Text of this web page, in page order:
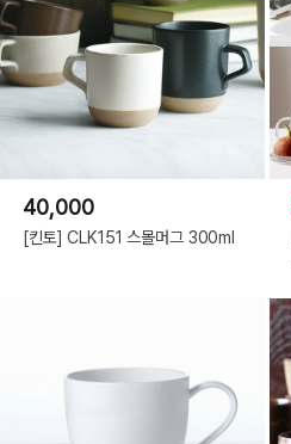
40,000
[킨토] CLK151 스몰머그 300ml